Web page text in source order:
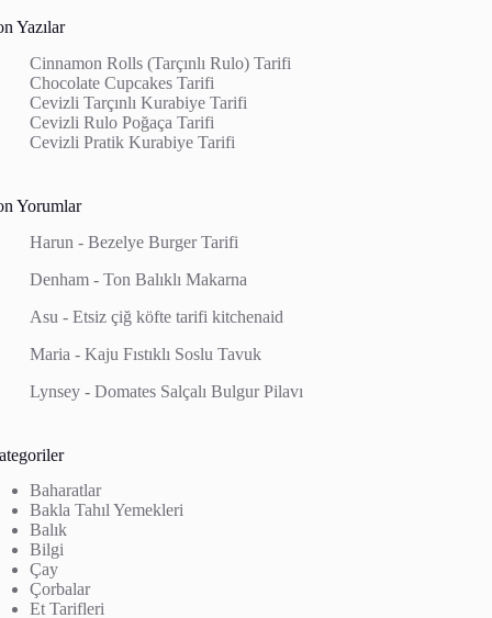
Yazılar
Cinnamon Rolls (Tarçınlı Rulo) Tarifi
Chocolate Cupcakes Tarifi
Cevizli Tarçınlı Kurabiye Tarifi
Cevizli Rulo Poğaça Tarifi
Cevizli Pratik Kurabiye Tarifi
Yorumlar
Harun -Bezelye Burger Tarifi
Denham -Ton Balıklı Makarna
Asu -Etsiz çiğ köfte tarifi kitchenaid
Maria -Kaju Fıstıklı Soslu Tavuk
Lynsey -Domates Salçalı Bulgur Pilavı
Baharatlar
Bakla Tahıl Yemekleri
Balık
Bilgi
Çay
Çorbalar
Et Tarifleri